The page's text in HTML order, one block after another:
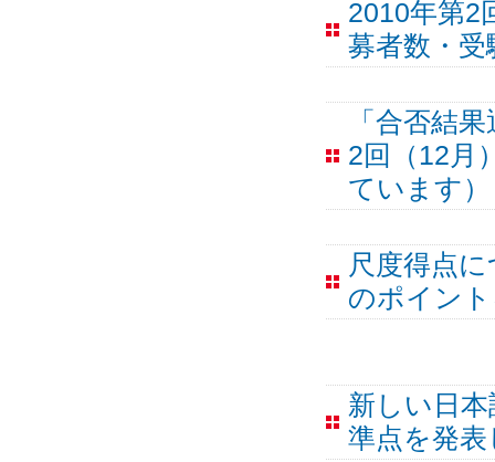
2010年第2
募者数・受
「合否結
2回（12月
ています）
尺度得点
のポイン
新しい日
準点を発